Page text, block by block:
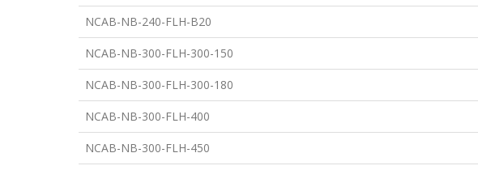
NCAB-NB-240-FLH-B20
NCAB-NB-300-FLH-300-150
NCAB-NB-300-FLH-300-180
NCAB-NB-300-FLH-400
NCAB-NB-300-FLH-450